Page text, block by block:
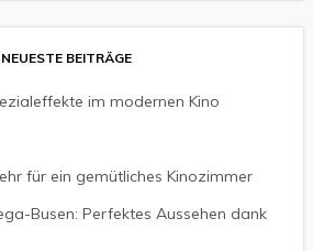
NEUESTE BEITRÄGE
im modernen Kino
für ein gemütliches Kinozimmer
Busen: Perfektes Aussehen dank